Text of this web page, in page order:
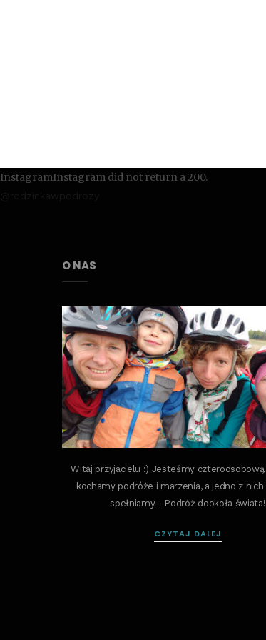
InstagramInstagram did not return a 200.
O NAS
Witaj przyjacielu :) Jesteśmy czteroosobową
kochamy podróże i marzenia, a jedno z nich
spełniamy - Podróż dookoła świata!
CZYTAJ DALEJ